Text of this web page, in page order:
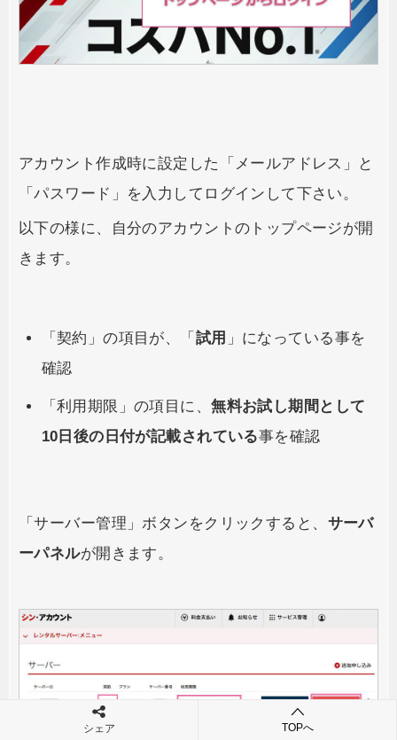
アカウント作成時に設定した「メールアドレス」と
「パスワード」を入力してログインして下さい。
以下の様に、自分のアカウントのトップページが開
きます。
「契約」の項目が、「 試用 」になっている事を
確認
「利用期限」の項目に、無料お試し期間として
10日後の日付が記載されている事を確認
「サーバー管理」ボタンをクリックすると、 サーバ
ーパネルが開きます。
シェア TOPへ